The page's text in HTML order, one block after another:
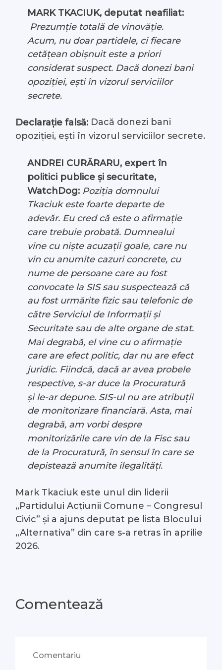
MARK TKACIUK, deputat neafiliat:
Prezumție totală de vinovăție.
Acum, nu doar partidele, ci fiecare
cetățean obișnuit este a priori
considerat suspect. Dacă donezi bani
opoziției, ești în vizorul serviciilor
secrete.
Declarație falsă: Dacă donezi bani
opoziției, ești în vizorul serviciilor secrete.
ANDREI CURĂRARU, expert în
politici publice și securitate,
WatchDog: Poziția domnului
Tkaciuk este foarte departe de
adevăr. Eu cred că este o afirmație
care trebuie probată. Dumnealui
vine cu niște acuzații goale, care nu
vin cu anumite cazuri concrete, cu
nume de persoane care au fost
convocate la SIS sau suspectează că
au fost urmărite fizic sau telefonic de
către Serviciul de Informații și
Securitate sau de alte organe de stat.
Mai degrabă, el vine cu o afirmație
care are efect politic, dar nu are efect
juridic. Fiindcă, dacă ar avea probele
respective, s-ar duce la Procuratură
și le-ar depune. SIS-ul nu are atribuții
de monitorizare financiară. Asta, mai
degrabă, am vorbi despre
monitorizările care vin de la Fisc sau
de la Procuratură, în sensul în care se
depistează anumite ilegalități.
Mark Tkaciuk este unul din liderii
„Partidului Acţiunii Comune – Congresul
Civic” și a ajuns deputat pe lista Blocului
„Alternativa” din care s-a retras în aprilie
2026.
Comentează